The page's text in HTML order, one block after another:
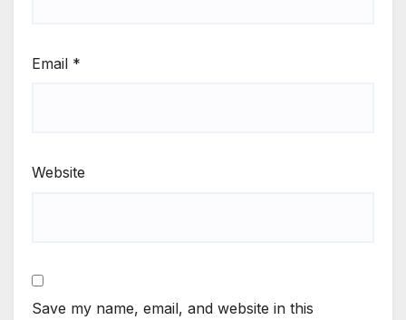
Email *
Website
Save my name, email, and website in this